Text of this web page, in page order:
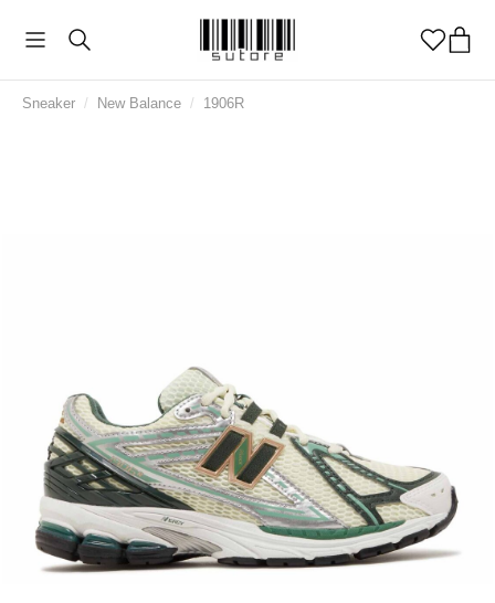
Sneaker / New Balance / 1906R